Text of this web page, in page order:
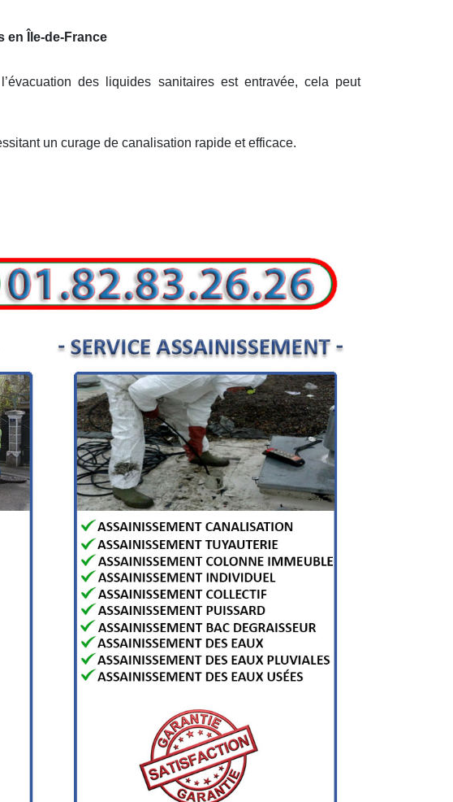
en Île-de-France
des liquides sanitaires est entravée, cela peut
un curage de canalisation rapide et efficace.